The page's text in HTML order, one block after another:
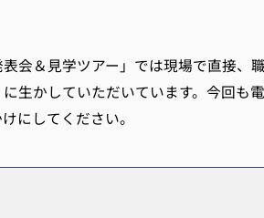
会＆見学ツアー」では現場で直接、
生かしていただいています。今回も
にしてください。